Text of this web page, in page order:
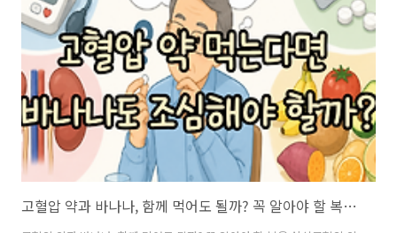
족✔ 흡연✔ 과음✔ 비만✔ 만성 스트레스같은 생활습관은 노화와 함께
여러 만성질환의 위험을 높일 수 있습니다반대로 건강한 습관은 몸의 기
능을 오래 유지하는 데 도움이 됩니다① 매일 30분 이상 걷기걷기는 가
장 쉽게 시작할 수 있는 운동입니다꾸준..
고혈압 약과 바나나, 함께 먹어도 될까? 꼭 알아야 할 복용 상식